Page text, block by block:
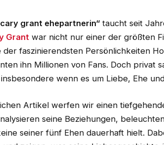
grant ehepartnerin“ taucht seit
Grant war nicht nur einer der größten
der faszinierendsten Persönlichkeiten
ihn Millionen von Fans. Doch privat
wenn es um Liebe, Ehe
Artikel werfen wir einen
seine Beziehungen,
seiner fünf Ehen dauerhaft hielt.